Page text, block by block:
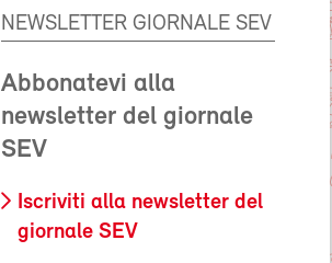
NEWSLETTER GIORNALE SEV
Abbonatevi alla
newsletter del giornale
SEV
Iscriviti alla newsletter del
giornale SEV